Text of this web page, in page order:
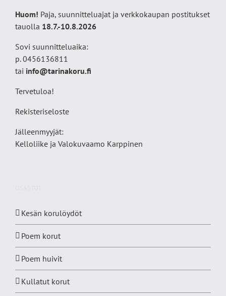
Huom! Paja, suunnitteluajat ja verkkokaupan postitukset
tauolla 18.7.-10.8.2026
Sovi suunnitteluaika:
p. 0456136811
tai info@tarinakoru.fi
Tervetuloa!
Rekisteriseloste
Jälleenmyyjät:
Kelloliike ja Valokuvaamo Karppinen
Kesän korulöydöt
Poem korut
Poem huivit
Kullatut korut